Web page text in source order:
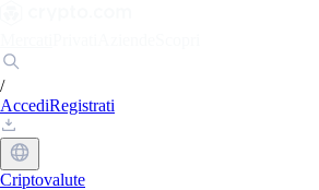
/
AccediRegistrati
Criptovalute